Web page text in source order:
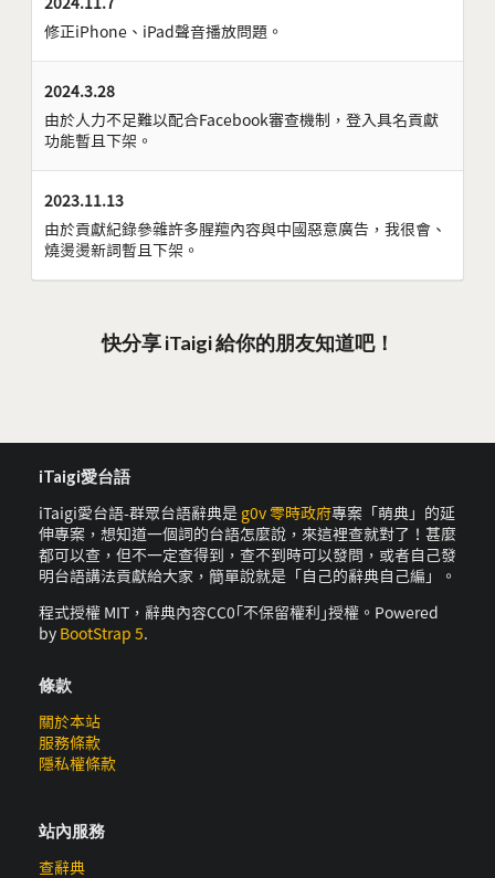
修正iPhone、iPad聲音播放問題。
2024.3.28
由於人力不足難以配合Facebook審查機制，登入具名貢獻
功能暫且下架。
2023.11.13
由於貢獻紀錄參雜許多腥羶內容與中國惡意廣告，我很會、
燒燙燙新詞暫且下架。
快分享 iTaigi 給你的朋友知道吧！
iTaigi愛台語
iTaigi愛台語-群眾台語辭典是 g0v 零時政府專案「萌典」的延
伸專案，想知道一個詞的台語怎麼說，來這裡查就對了！甚麼
都可以查，但不一定查得到，查不到時可以發問，或者自己發
明台語講法貢獻給大家，簡單說就是「自己的辭典自己編」。
程式授權 MIT，辭典內容CC0｢不保留權利｣授權。Powered
by BootStrap 5.
條款
關於本站
服務條款
隱私權條款
站內服務
查辭典